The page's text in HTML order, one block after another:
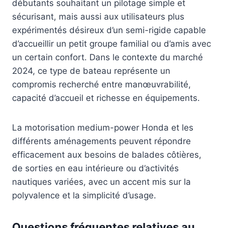
débutants souhaitant un pilotage simple et
sécurisant, mais aussi aux utilisateurs plus
expérimentés désireux d’un semi-rigide capable
d’accueillir un petit groupe familial ou d’amis avec
un certain confort. Dans le contexte du marché
2024, ce type de bateau représente un
compromis recherché entre manœuvrabilité,
capacité d’accueil et richesse en équipements.
La motorisation medium-power Honda et les
différents aménagements peuvent répondre
efficacement aux besoins de balades côtières,
de sorties en eau intérieure ou d’activités
nautiques variées, avec un accent mis sur la
polyvalence et la simplicité d’usage.